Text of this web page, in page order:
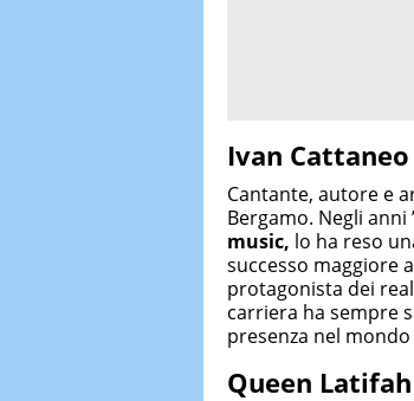
Ivan Cattaneo
Cantante, autore e
Bergamo. Negli anni
music, lo ha reso
successo maggiore
protagonista dei
carriera ha sempre
presenza nel
Queen Latifah